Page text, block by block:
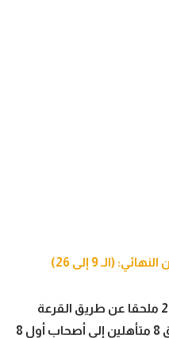
(الـ 9 إلى 26)
*يلعب أصحاب المراكز من 9 إلى 24 ملحقا عن طريق القرعة
بإقامة مواجهة ذهابا وإيابا ليلتحق 8 متأهلين إلى أصحاب أول 8